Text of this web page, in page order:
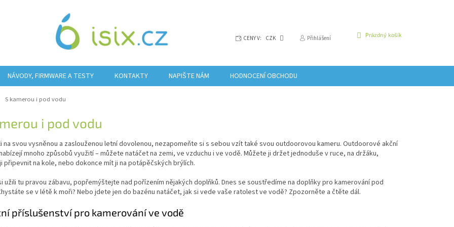
CENY V: CZK Přihlášení
NÁKUPNÍ
Prázdný košík
NÁVODY, FIRMWARE A TESTY KONTAKTY NAPIŠTE NÁM HODNOCENÍ OBCHODU
S kamerou i pod vodu
i pod vodu
na svou vysněnou a zaslouženou letní dovolenou, nezapomeňte si s sebou vzít také svou outdoorovou kameru. Outdoorové akční
mnoho způsobů využití – můžete natáčet na zemi, ve vzduchu i ve vodě. Můžete ji držet jednoduše v ruce, na držáku,
připevnit na kole, nebo dokonce mít ji na potápěčských brýlích.
užili tu pravou zábavu, popřemýštejte nad pořízením nějakých doplňků. Dnes se soustředíme na doplňky pro kamerování pod
se v létě k moři? Nebo jdete jen do bazénu natáčet, jak si vede vaše ratolest ve vodě? Zpozorněte a čtěte dál.
příslušenství pro kamerování ve vodě